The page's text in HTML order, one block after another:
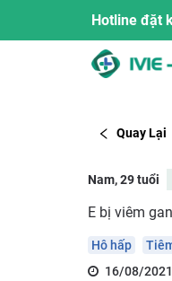
Hotline đặt
Quay Lại
Nam, 29 tuổi
E bị viêm
Hô hấp
16/08/2021